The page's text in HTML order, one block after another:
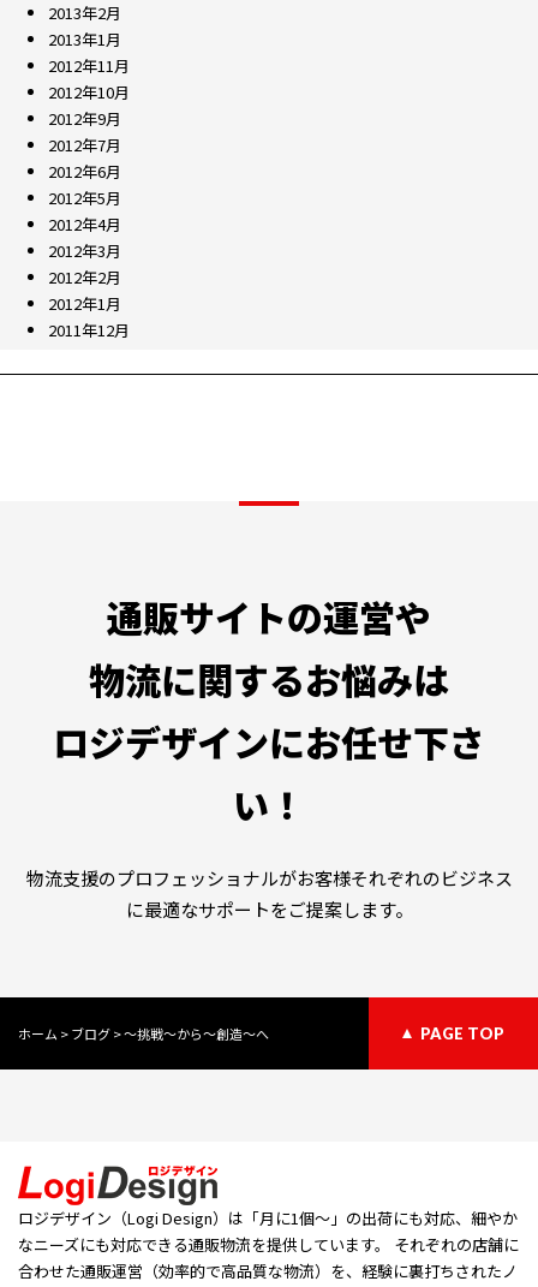
2013年2月
2013年1月
2012年11月
2012年10月
2012年9月
2012年7月
2012年6月
2012年5月
2012年4月
2012年3月
2012年2月
2012年1月
2011年12月
通販サイトの運営や
物流に関するお悩みは
ロジデザインにお任せ下さ
い！
物流支援のプロフェッショナルがお客様それぞれのビジネス
に最適なサポートをご提案します。
ホーム >ブログ>～挑戦～から～創造～へ PAGE TOP
ロジデザイン（Logi Design）は「⽉に1個〜」の出荷にも対応、細やか
なニーズにも対応できる通販物流を提供しています。 それぞれの店舗に
合わせた通販運営（効率的で高品質な物流）を、経験に裏打ちされたノ